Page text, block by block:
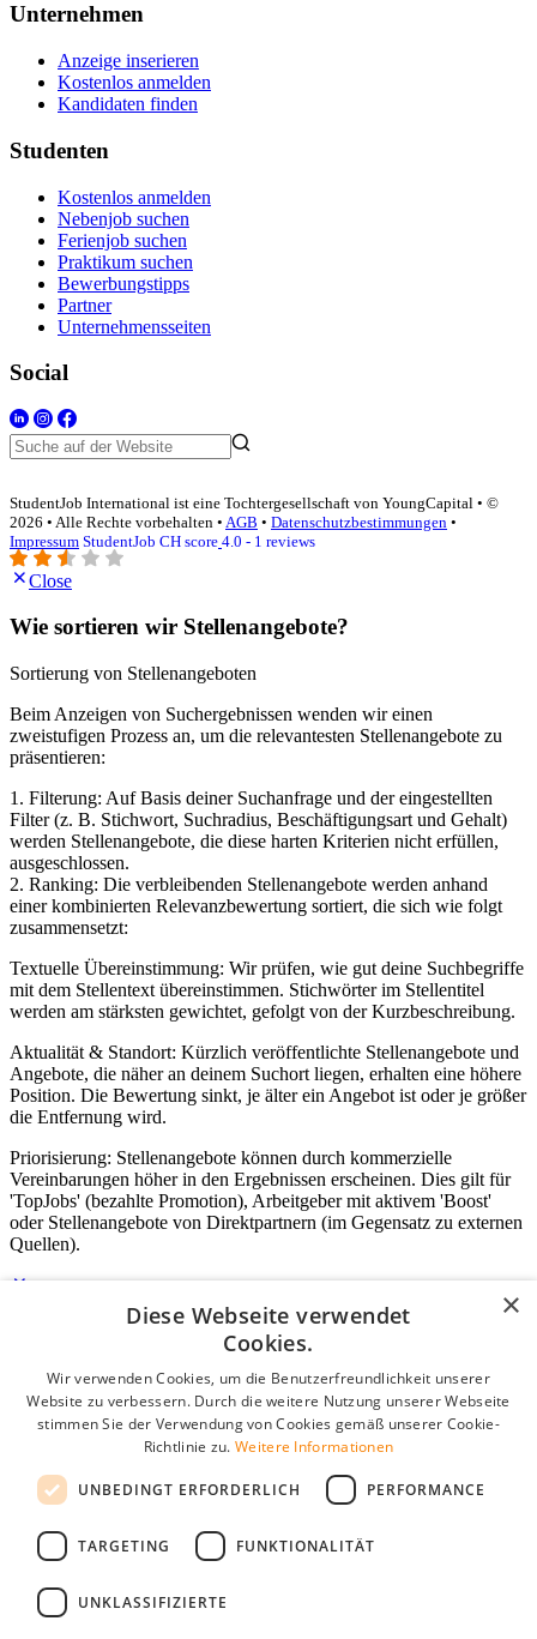
Unternehmen
Anzeige inserieren
Kostenlos anmelden
Kandidaten finden
Studenten
Kostenlos anmelden
Nebenjob suchen
Ferienjob suchen
Praktikum suchen
Bewerbungstipps
Partner
Unternehmensseiten
Social
StudentJob International ist eine Tochtergesellschaft von YoungCapital • ©
2026 • Alle Rechte vorbehalten • AGB • Datenschutzbestimmungen •
Impressum StudentJob CH score 4.0 - 1 reviews
Close
Wie sortieren wir Stellenangebote?
Sortierung von Stellenangeboten
Beim Anzeigen von Suchergebnissen wenden wir einen
zweistufigen Prozess an, um die relevantesten Stellenangebote zu
präsentieren:
1. Filterung: Auf Basis deiner Suchanfrage und der eingestellten
Filter (z. B. Stichwort, Suchradius, Beschäftigungsart und Gehalt)
werden Stellenangebote, die diese harten Kriterien nicht erfüllen,
ausgeschlossen.
2. Ranking: Die verbleibenden Stellenangebote werden anhand
einer kombinierten Relevanzbewertung sortiert, die sich wie folgt
zusammensetzt:
Textuelle Übereinstimmung: Wir prüfen, wie gut deine Suchbegriffe
mit dem Stellentext übereinstimmen. Stichwörter im Stellentitel
werden am stärksten gewichtet, gefolgt von der Kurzbeschreibung.
Aktualität & Standort: Kürzlich veröffentlichte Stellenangebote und
Angebote, die näher an deinem Suchort liegen, erhalten eine höhere
Position. Die Bewertung sinkt, je älter ein Angebot ist oder je größer
die Entfernung wird.
Priorisierung: Stellenangebote können durch kommerzielle
Vereinbarungen höher in den Ergebnissen erscheinen. Dies gilt für
'TopJobs' (bezahlte Promotion), Arbeitgeber mit aktivem 'Boost'
oder Stellenangebote von Direktpartnern (im Gegensatz zu externen
Quellen).
Login für Unternehmen
E-Mail*
Passwort
Angemeldet bleiben
Passwort vergessen?
Kostenloses Unternehmensprofil
Wenn Sie sich registriert haben, können Sie ein Unternehmensprofil
×
Diese Webseite verwendet
Cookies.
Wir verwenden Cookies, um die Benutzerfreundlichkeit unserer
Website zu verbessern. Durch die weitere Nutzung unserer Webseite
stimmen Sie der Verwendung von Cookies gemäß unserer Cookie-
Richtlinie zu. Weitere Informationen
UNBEDINGT ERFORDERLICH PERFORMANCE
TARGETING FUNKTIONALITÄT
UNKLASSIFIZIERTE